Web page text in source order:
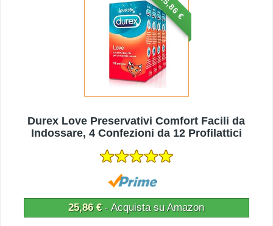
25,86 €
Durex Love Preservativi Comfort Facili da
Indossare, 4 Confezioni da 12 Profilattici
25,86 €- Acquista su Amazon